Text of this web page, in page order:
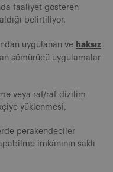
faaliyet gösteren
belirtiliyor.
uygulanan ve haksız
sömürücü uygulamalar
veya raf/raf dizilim
yüklenmesi,
perakendeciler
imkânının saklı